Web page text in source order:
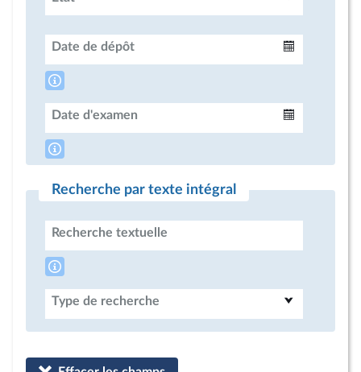
Date de dépôt
Date d'examen
Recherche par texte intégral
Recherche textuelle
Type de recherche